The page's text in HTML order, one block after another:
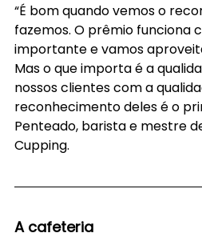
“É bom quando vemos o
fazemos. O prêmio funciona
importante e vamos
Mas o que importa é a
nossos clientes com a
reconhecimento deles é o
Penteado, barista e mestre
Cupping.
A cafeteria